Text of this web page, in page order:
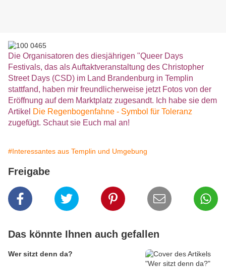
Die Organisatoren des diesjährigen "Queer Days
Festivals, das als Auftaktveranstaltung des Christopher
Street Days (CSD) im Land Brandenburg in Templin
stattfand, haben mir freundlicherweise jetzt Fotos von der
Eröffnung auf dem Marktplatz zugesandt. Ich habe sie dem
Artikel Die Regenbogenfahne - Symbol für Toleranz
zugefügt. Schaut sie Euch mal an!
#Interessantes aus Templin und Umgebung
Freigabe
Das könnte Ihnen auch gefallen
Wer sitzt denn da?